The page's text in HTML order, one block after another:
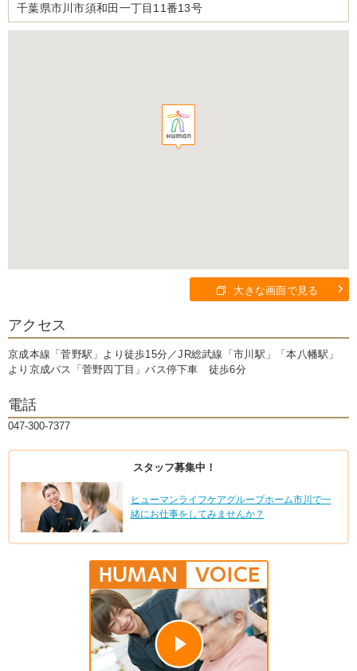
千葉県市川市須和田一丁目11番13号
大きな画面で見る
アクセス
京成本線「菅野駅」より徒歩15分／JR総武線「市川駅」「本八幡駅」
より京成バス「菅野四丁目」バス停下車 徒歩6分
電話
047-300-7377
スタッフ募集中！
ヒューマンライフケアグループホーム市川で一
緒にお仕事をしてみませんか？